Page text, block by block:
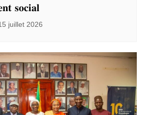
𝐬𝐨𝐜𝐢𝐚𝐥
juillet 2026